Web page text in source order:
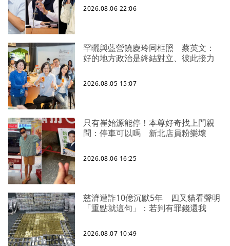
2026.08.06 22:06
罕曬與藍營饒慶玲同框照 蔡英文：
好的地方政治是終結對立、彼此接力
2026.08.05 15:07
只有崔始源能停！本尊好奇找上門親
問：停車可以嗎 新北店員粉樂壞
2026.08.06 16:25
慈濟遭詐10億沉默5年 四叉貓看聲明
「重點就這句」：若判有罪錢還我
2026.08.07 10:49